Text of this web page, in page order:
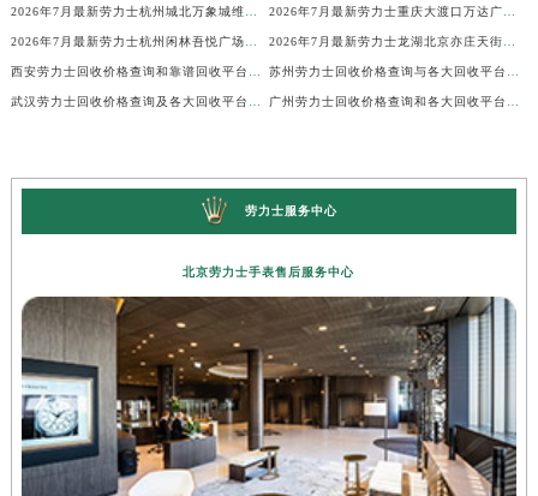
劳力士服务中心
北京劳力士手表售后服务中心